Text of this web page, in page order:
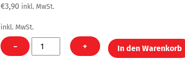
€3,90 inkl. MwSt.
inkl. MwSt.
−
OXMOX
Digital
+ In den Warenkorb